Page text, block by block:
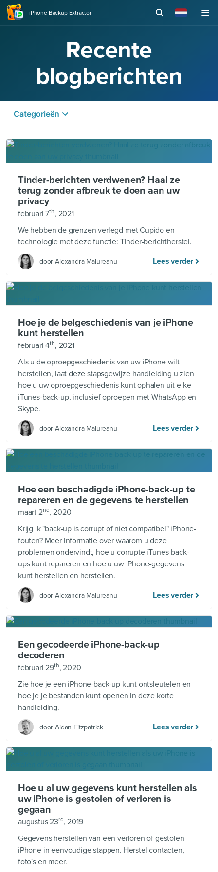
iPhone Backup Extractor
Recente
blogberichten
Categorieën
Tinder-berichten verdwenen? Haal ze
terug zonder afbreuk te doen aan uw
privacy
februari 7th, 2021
We hebben de grenzen verlegd met Cupido en
technologie met deze functie: Tinder-berichtherstel.
door Alexandra Malureanu Lees verder
Hoe je de belgeschiedenis van je iPhone
kunt herstellen
februari 4th, 2021
Als u de oproepgeschiedenis van uw iPhone wilt
herstellen, laat deze stapsgewijze handleiding u zien
hoe u uw oproepgeschiedenis kunt ophalen uit elke
iTunes-back-up, inclusief oproepen met WhatsApp en
Skype.
door Alexandra Malureanu Lees verder
Hoe een beschadigde iPhone-back-up te
repareren en de gegevens te herstellen
maart 2nd, 2020
Krijg ik "back-up is corrupt of niet compatibel" iPhone-
fouten? Meer informatie over waarom u deze
problemen ondervindt, hoe u corrupte iTunes-back-
ups kunt repareren en hoe u uw iPhone-gegevens
kunt herstellen en herstellen.
door Alexandra Malureanu Lees verder
Een gecodeerde iPhone-back-up
decoderen
februari 29th, 2020
Zie hoe je een iPhone-back-up kunt ontsleutelen en
hoe je je bestanden kunt openen in deze korte
handleiding.
door Aidan Fitzpatrick Lees verder
Hoe u al uw gegevens kunt herstellen als
uw iPhone is gestolen of verloren is
gegaan
augustus 23rd, 2019
Gegevens herstellen van een verloren of gestolen
iPhone in eenvoudige stappen. Herstel contacten,
foto's en meer.